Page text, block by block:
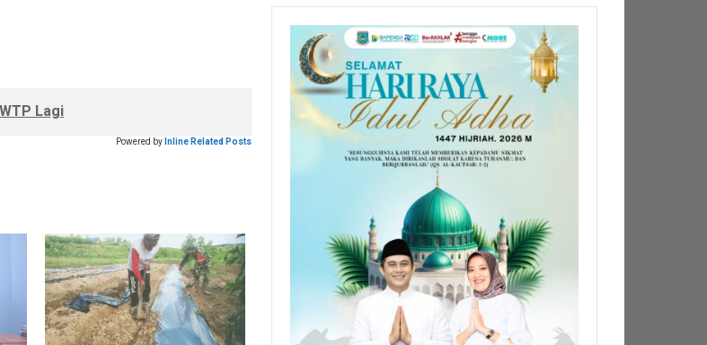
Lagi
Powered by Inline Related Posts